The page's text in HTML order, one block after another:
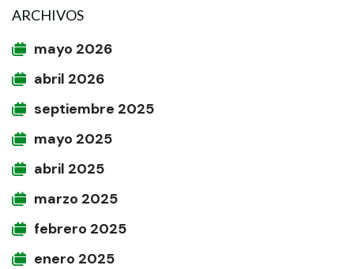
ARCHIVOS
mayo 2026
abril 2026
septiembre 2025
mayo 2025
abril 2025
marzo 2025
febrero 2025
enero 2025